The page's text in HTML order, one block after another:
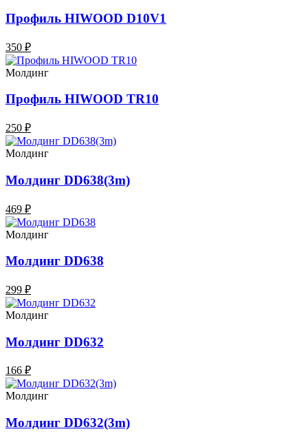
Профиль HIWOOD D10V1
350 ₽
Молдинг
Профиль HIWOOD TR10
250 ₽
Молдинг
Молдинг DD638(3m)
469 ₽
Молдинг
Молдинг DD638
299 ₽
Молдинг
Молдинг DD632
166 ₽
Молдинг
Молдинг DD632(3m)